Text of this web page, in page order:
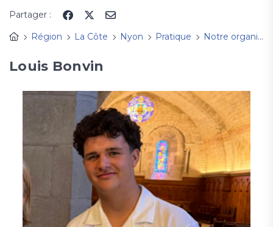
Partager :
Région
La Côte Nyon Pratique Notre organisation
Louis Bonvin